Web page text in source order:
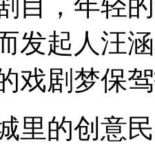
发起人汪
戏剧梦保
里的创意